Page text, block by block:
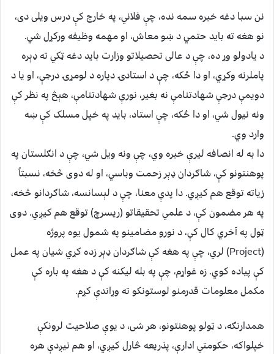
نن سبا دغه خبره سمه نده، چې فلاني، په خارج کې درس ویلی دی،
نو هغه ته باید حتمي د ښو معاش، او مهمه وظیفه ورکړل شي.
د یادولو وړ ده، چې د عالی تحصیلاتو وزارت باید دغه ټکي ته ډېره
پاملرنه وکړي، او دا ځکه، چې د استادۍ دپاره د لومړۍ درجې، او یا د
دویمې درجې شهادتنامې نه بغیر، نورې شهادتنامې، هېڅ په نظر کې
ونه نیول شي، او دا ځکه، چې استاد، باید په خپل مسلک کې ښه
وارد وي.
دا به له انصافه لیرې خبره وي، چې ونه ویل شي، چې د انګلستان په
پوهنتونو کې، شاګردان ډېر زحمت وباسي، او له دوی څخه، نسبتاً
زیاته توقع هم کیږي. دا پدې معنا، چې د لېسانسه، شاګردانو څخه،
په هر مضمون کې، د علمي تحقیقاتو (ریسرچ) توقع هم کیږي. دوی
ټول په آخري کال کې، د نورو مضامینو په شمول یوه پروژه
(Project) لري، چې په هغه کې شاګردان ډېر زده کړي شیان په عمل
کې پیاده کوي. زه غواړم، چې په بله لیکنه کې د هغه په باره کې
مکمل معلومات قدرمنو لوستونکو ته وړاندې کړم.
همدارنګه، د ټولو پوهنتونو، هر شی، د یوې صلاحیت لرونکې
خپلواکه، حکومتي ادارې، پذریعه څارل کیږي، او هم نیږدې هره